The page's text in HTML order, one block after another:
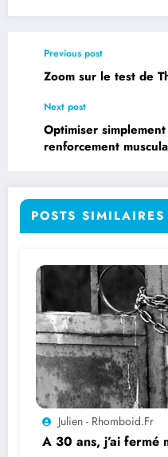
Previous post
Zoom sur le test de
Next post
Optimiser
renforcement
POSTS SIMILAIRES
Julien - Rhomboid.fr
A 30 ans, j’ai fermé